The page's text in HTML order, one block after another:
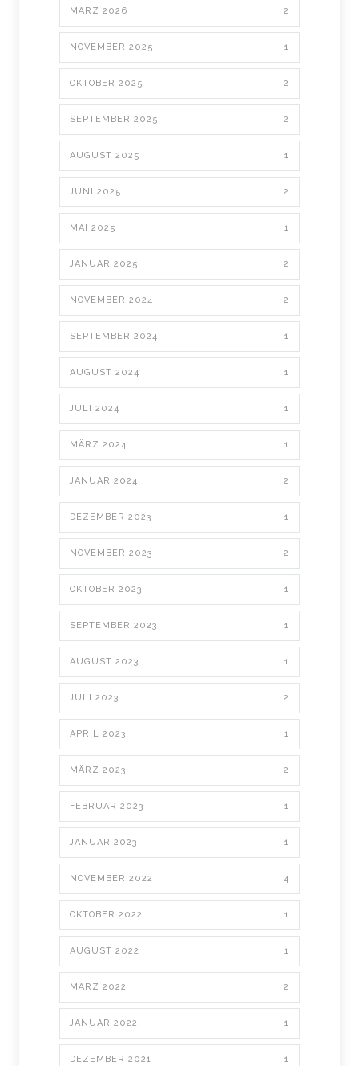
MÄRZ 2026 2
NOVEMBER 2025 1
OKTOBER 2025 2
SEPTEMBER 2025 2
AUGUST 2025 1
JUNI 2025 2
MAI 2025 1
JANUAR 2025 2
NOVEMBER 2024 2
SEPTEMBER 2024 1
AUGUST 2024 1
JULI 2024 1
MÄRZ 2024 1
JANUAR 2024 2
DEZEMBER 2023 1
NOVEMBER 2023 2
OKTOBER 2023 1
SEPTEMBER 2023 1
AUGUST 2023 1
JULI 2023 2
APRIL 2023 1
MÄRZ 2023 2
FEBRUAR 2023 1
JANUAR 2023 1
NOVEMBER 2022 4
OKTOBER 2022 1
AUGUST 2022 1
MÄRZ 2022 2
JANUAR 2022 1
DEZEMBER 2021 1